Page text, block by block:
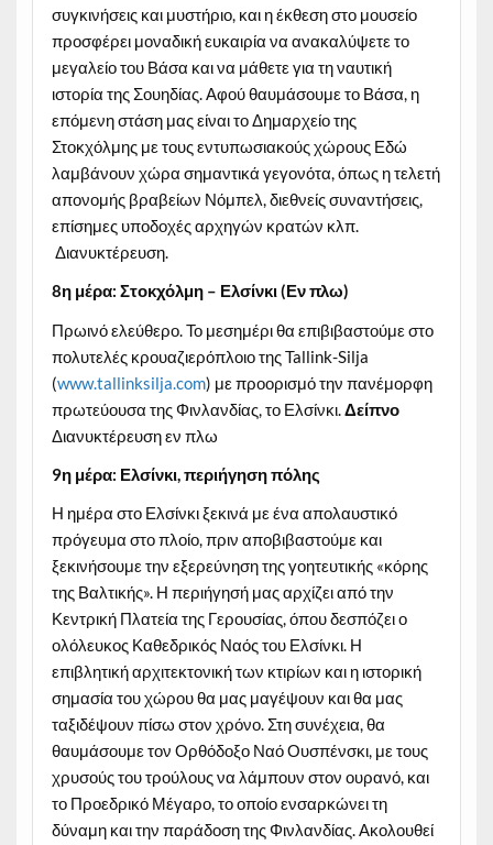
συγκινήσεις και μυστήριο, και η έκθεση στο μουσείο
προσφέρει μοναδική ευκαιρία να ανακαλύψετε το
μεγαλείο του Βάσα και να μάθετε για τη ναυτική
ιστορία της Σουηδίας. Αφού θαυμάσουμε το Βάσα, η
επόμενη στάση μας είναι το Δημαρχείο της
Στοκχόλμης με τους εντυπωσιακούς χώρους Εδώ
λαμβάνουν χώρα σημαντικά γεγονότα, όπως η τελετή
απονομής βραβείων Νόμπελ, διεθνείς συναντήσεις,
επίσημες υποδοχές αρχηγών κρατών κλπ.
Διανυκτέρευση.
8η μέρα: Στοκχόλμη – Ελσίνκι (Εν πλω)
Πρωινό ελεύθερο. Το μεσημέρι θα επιβιβαστούμε στο
πολυτελές κρουαζιερόπλοιο της Tallink-Silja
(www.tallinksilja.com) με προορισμό την πανέμορφη
πρωτεύουσα της Φινλανδίας, το Ελσίνκι. Δείπνο
Διανυκτέρευση εν πλω
9η μέρα: Ελσίνκι, περιήγηση πόλης
Η ημέρα στο Ελσίνκι ξεκινά με ένα απολαυστικό
πρόγευμα στο πλοίο, πριν αποβιβαστούμε και
ξεκινήσουμε την εξερεύνηση της γοητευτικής «κόρης
της Βαλτικής». Η περιήγησή μας αρχίζει από την
Κεντρική Πλατεία της Γερουσίας, όπου δεσπόζει ο
ολόλευκος Καθεδρικός Ναός του Ελσίνκι. Η
επιβλητική αρχιτεκτονική των κτιρίων και η ιστορική
σημασία του χώρου θα μας μαγέψουν και θα μας
ταξιδέψουν πίσω στον χρόνο. Στη συνέχεια, θα
θαυμάσουμε τον Ορθόδοξο Ναό Ουσπένσκι, με τους
χρυσούς του τρούλους να λάμπουν στον ουρανό, και
το Προεδρικό Μέγαρο, το οποίο ενσαρκώνει τη
δύναμη και την παράδοση της Φινλανδίας. Ακολουθεί